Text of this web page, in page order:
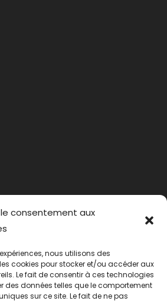
consentement aux
nous utilisons des
cookies pour stocker et/ou accéder aux
Le fait de consentir à ces technologies
des données telles que le comportement
sur ce site. Le fait de ne pas